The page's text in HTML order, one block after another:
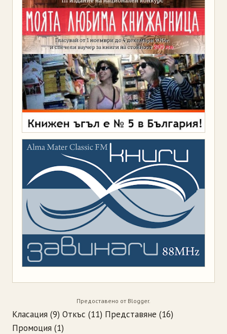
Предоставено от Blogger.
Класация (9) Откъс (11) Представяне (16)
Промоция (1)